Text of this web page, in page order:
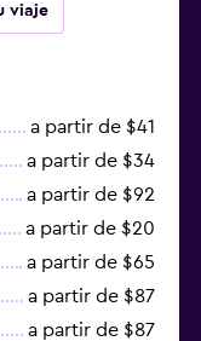
viaje
a partir de $41
a partir de $34
a partir de $92
a partir de $20
a partir de $65
a partir de $87
a partir de $87